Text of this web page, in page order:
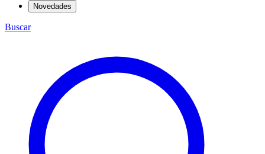
Novedades
Buscar